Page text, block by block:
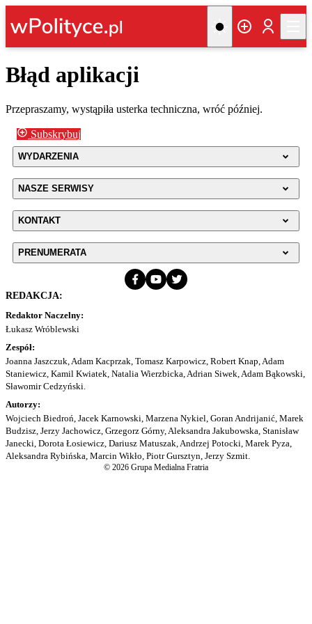
Błąd aplikacji
Przepraszamy, wystąpiła usterka techniczna, wróć później.
Subskrybuj
WYDARZENIA
NASZE SERWISY
KONTAKT
PRENUMERATA
REDAKCJA:
Redaktor Naczelny:
Łukasz Wróblewski
Zespół:
Joanna Jaszczuk, Adam Kacprzak, Tomasz Karpowicz, Robert Knap, Adam
Staniewicz, Kamil Kwiatek, Natalia Wierzbicka, Adrian Siwek, Adam Bąkowski,
Sławomir Cedzyński.
Autorzy:
Wojciech Biedroń, Jacek Karnowski, Marzena Nykiel, Goran Andrijanić, Marek
Budzisz, Jerzy Jachowicz, Grzegorz Górny, Aleksandra Jakubowska, Stanisław
Janecki, Dorota Łosiewicz, Dariusz Matuszak, Andrzej Potocki, Marek Pyza,
Aleksandra Rybińska, Marcin Wikło, Piotr Gursztyn, Jerzy Szmit.
© 2026 Grupa Medialna Fratria